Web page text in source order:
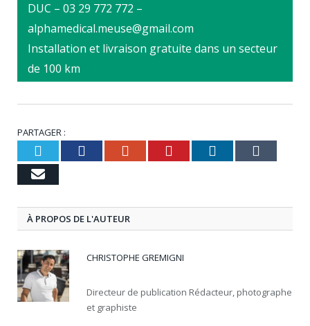
DUC – 03 29 772 772 –
alphamedical.meuse@gmail.com
Installation et livraison gratuite dans un secteur
de 100 km
PARTAGER :
TwitterFacebookGoogle+Pinterest
LinkedIn
Email
À PROPOS DE L'AUTEUR
CHRISTOPHE GREMIGNI
Directeur de publication Rédacteur, photographe
et graphiste